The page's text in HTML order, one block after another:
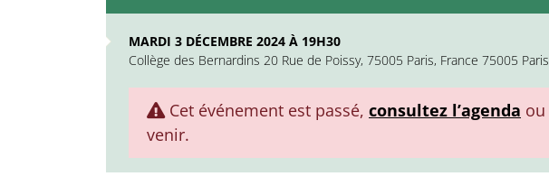
MARDI 3 DÉCEMBRE 2024 À 19H30
Collège des Bernardins 20 Rue de Poissy, 75005 Paris, France 75005 Paris
Cet événement est passé, consultez l’agenda ou
venir.